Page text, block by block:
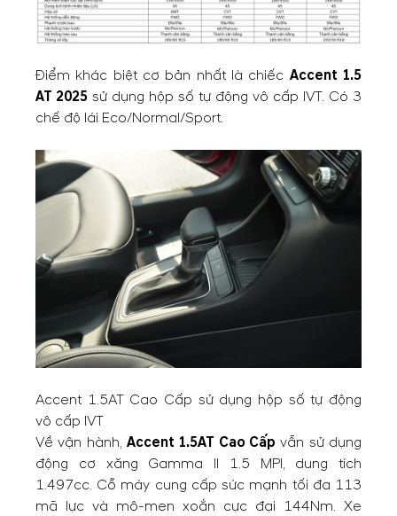
Điểm khác biệt cơ bản nhất là chiếc Accent 1.5
AT 2025 sử dụng hộp số tự động vô cấp IVT. Có 3
chế độ lái Eco/Normal/Sport.
Accent 1.5AT Cao Cấp sử dụng hộp số tự động
vô cấp IVT
Về vận hành, Accent 1.5AT Cao Cấp vẫn sử dụng
động cơ xăng Gamma II 1.5 MPI, dung tích
1.497cc. Cỗ máy cung cấp sức mạnh tối đa 113
mã lực và mô-men xoắn cực đại 144Nm. Xe